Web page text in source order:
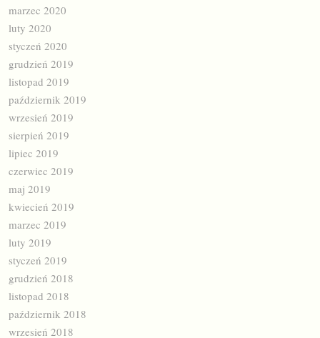
marzec 2020
luty 2020
styczeń 2020
grudzień 2019
listopad 2019
październik 2019
wrzesień 2019
sierpień 2019
lipiec 2019
czerwiec 2019
maj 2019
kwiecień 2019
marzec 2019
luty 2019
styczeń 2019
grudzień 2018
listopad 2018
październik 2018
wrzesień 2018